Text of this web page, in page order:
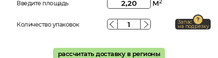
Введите площадь м2
Количество упаковок Запас
на подрезку
рассчитать доставку в регионы